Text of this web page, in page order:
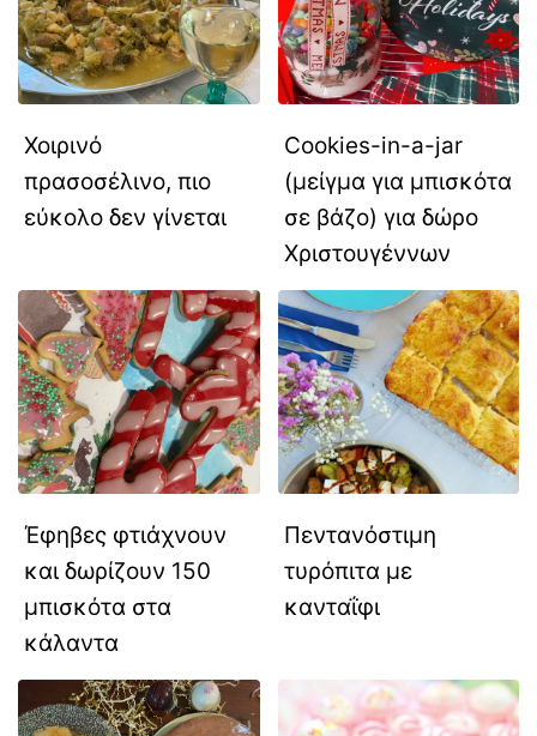
Χοιρινό
πρασοσέλινο, πιο
εύκολο δεν γίνεται
Cookies-in-a-jar
(μείγμα για μπισκότα
σε βάζο) για δώρο
Χριστουγέννων
Έφηβες φτιάχνουν
και δωρίζουν 150
μπισκότα στα
κάλαντα
Πεντανόστιμη
τυρόπιτα με
κανταΐφι